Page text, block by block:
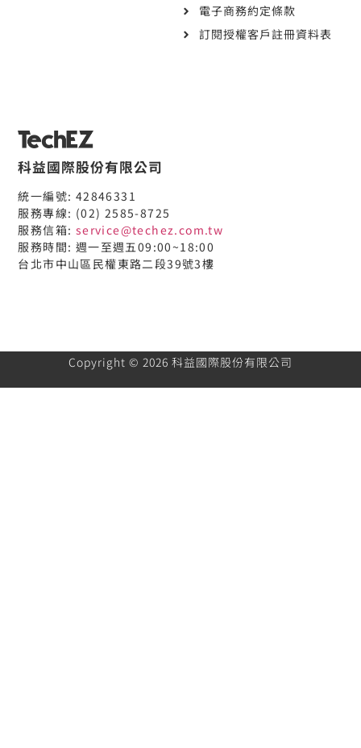
科益國際股份有限公司
統一編號: 42846331
服務專線: (02) 2585-8725
服務信箱: service@techez.com.tw
服務時間: 週一至週五09:00~18:00
台北市中山區民權東路二段39號3樓
電子商務約定條款
訂閱授權客戶註冊資料表
Copyright © 2026 科益國際股份有限公司